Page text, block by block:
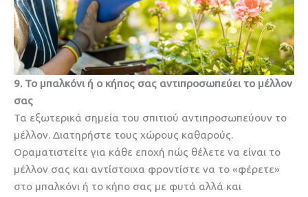
9. Το μπαλκόνι ή ο κήπος σας αντιπροσωπεύει το μέλλον
σας
Τα εξωτερικά σημεία του σπιτιού αντιπροσωπεύουν το
μέλλον. Διατηρήστε τους χώρους καθαρούς.
Οραματιστείτε για κάθε εποχή πώς θέλετε να είναι το
μέλλον σας και αντίστοιχα φροντίστε να το «φέρετε»
στο μπαλκόνι ή το κήπο σας με φυτά αλλά και